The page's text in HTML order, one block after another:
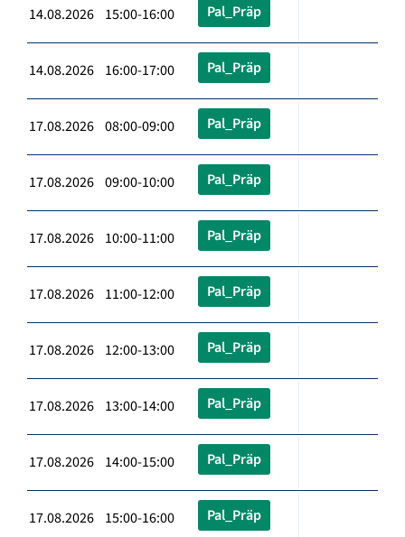
14.08.2026 15:00-16:00 Pal_Präp
14.08.2026 16:00-17:00 Pal_Präp
17.08.2026 08:00-09:00 Pal_Präp
17.08.2026 09:00-10:00 Pal_Präp
17.08.2026 10:00-11:00 Pal_Präp
17.08.2026 11:00-12:00 Pal_Präp
17.08.2026 12:00-13:00 Pal_Präp
17.08.2026 13:00-14:00 Pal_Präp
17.08.2026 14:00-15:00 Pal_Präp
17.08.2026 15:00-16:00 Pal_Präp